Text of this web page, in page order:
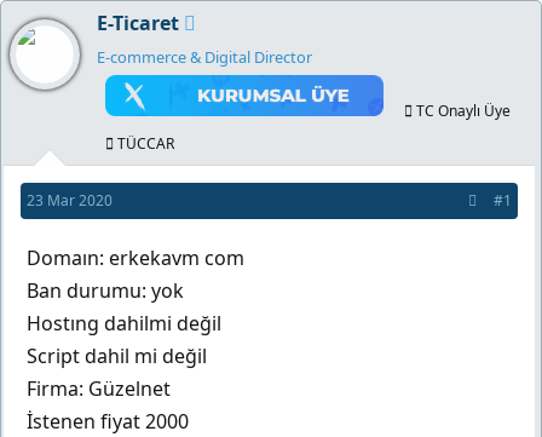
n
b
u
b
a
ş
l
a
t
a
n
ş
l
a
n
g
ı
r
i
i
E-Ticaret
E-commerce & Digital Director
TC Onaylı Üye
TÜCCAR
23 Mar 2020 #1
Domaın: erkekavm com
Ban durumu: yok
Hostıng dahilmi değil
Script dahil mi değil
Firma: Güzelnet
İstenen fiyat 2000